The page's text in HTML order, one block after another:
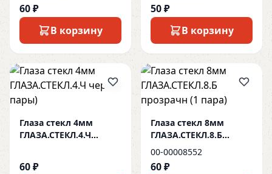
60 ₽
В корзину
50 ₽
В корзину
Глаза стекл 4мм
ГЛАЗА.СТЕКЛ.4.Ч
60 ₽
Глаза стекл 8мм
ГЛАЗА.СТЕКЛ.8.Б
прозрачн (1 пара)
00-00008552
60 ₽